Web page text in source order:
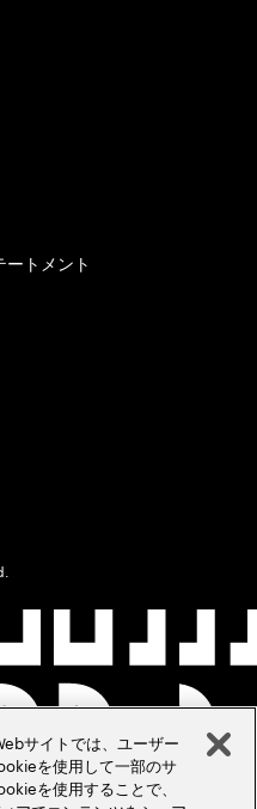
トメント
サイトでは、ユーザー
を使用して一部のサ
を使用することで、